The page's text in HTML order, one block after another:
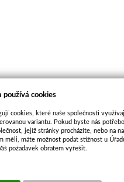
používá cookies
cookies, které naše společnosti
variantu. Pokud byste nás
jejíž stránky procházíte, nebo na
měli, máte možnost podat stížnost u
požadavek obratem vyřešit.